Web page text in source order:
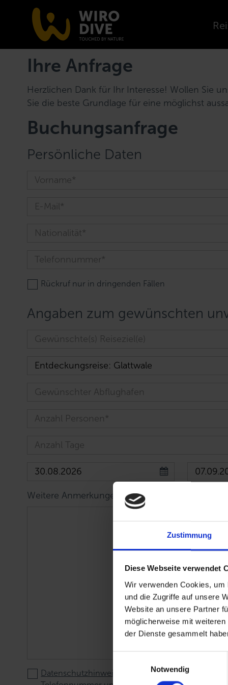
Zustimmung
Diese Webseite verwendet
Wir verwenden Cookies,
und die Zugriffe auf unsere
Website an unsere Partner
möglicherweise mit
der Dienste gesammelt
Notwendig
Ihre Anfrage
Herzlichen Dank für Ihr Interesse! Wollen Sie
Sie die beste Grundlage für eine möglichst
Buchungsanfrage
Persönliche Daten
Rückruf nur in dringenden Fällen
Angaben zum gewünschten
Weitere Anmerkungen, Wünsche und Anzahl
Datenschutzhinweis
: Für die Kontaktaufnahme